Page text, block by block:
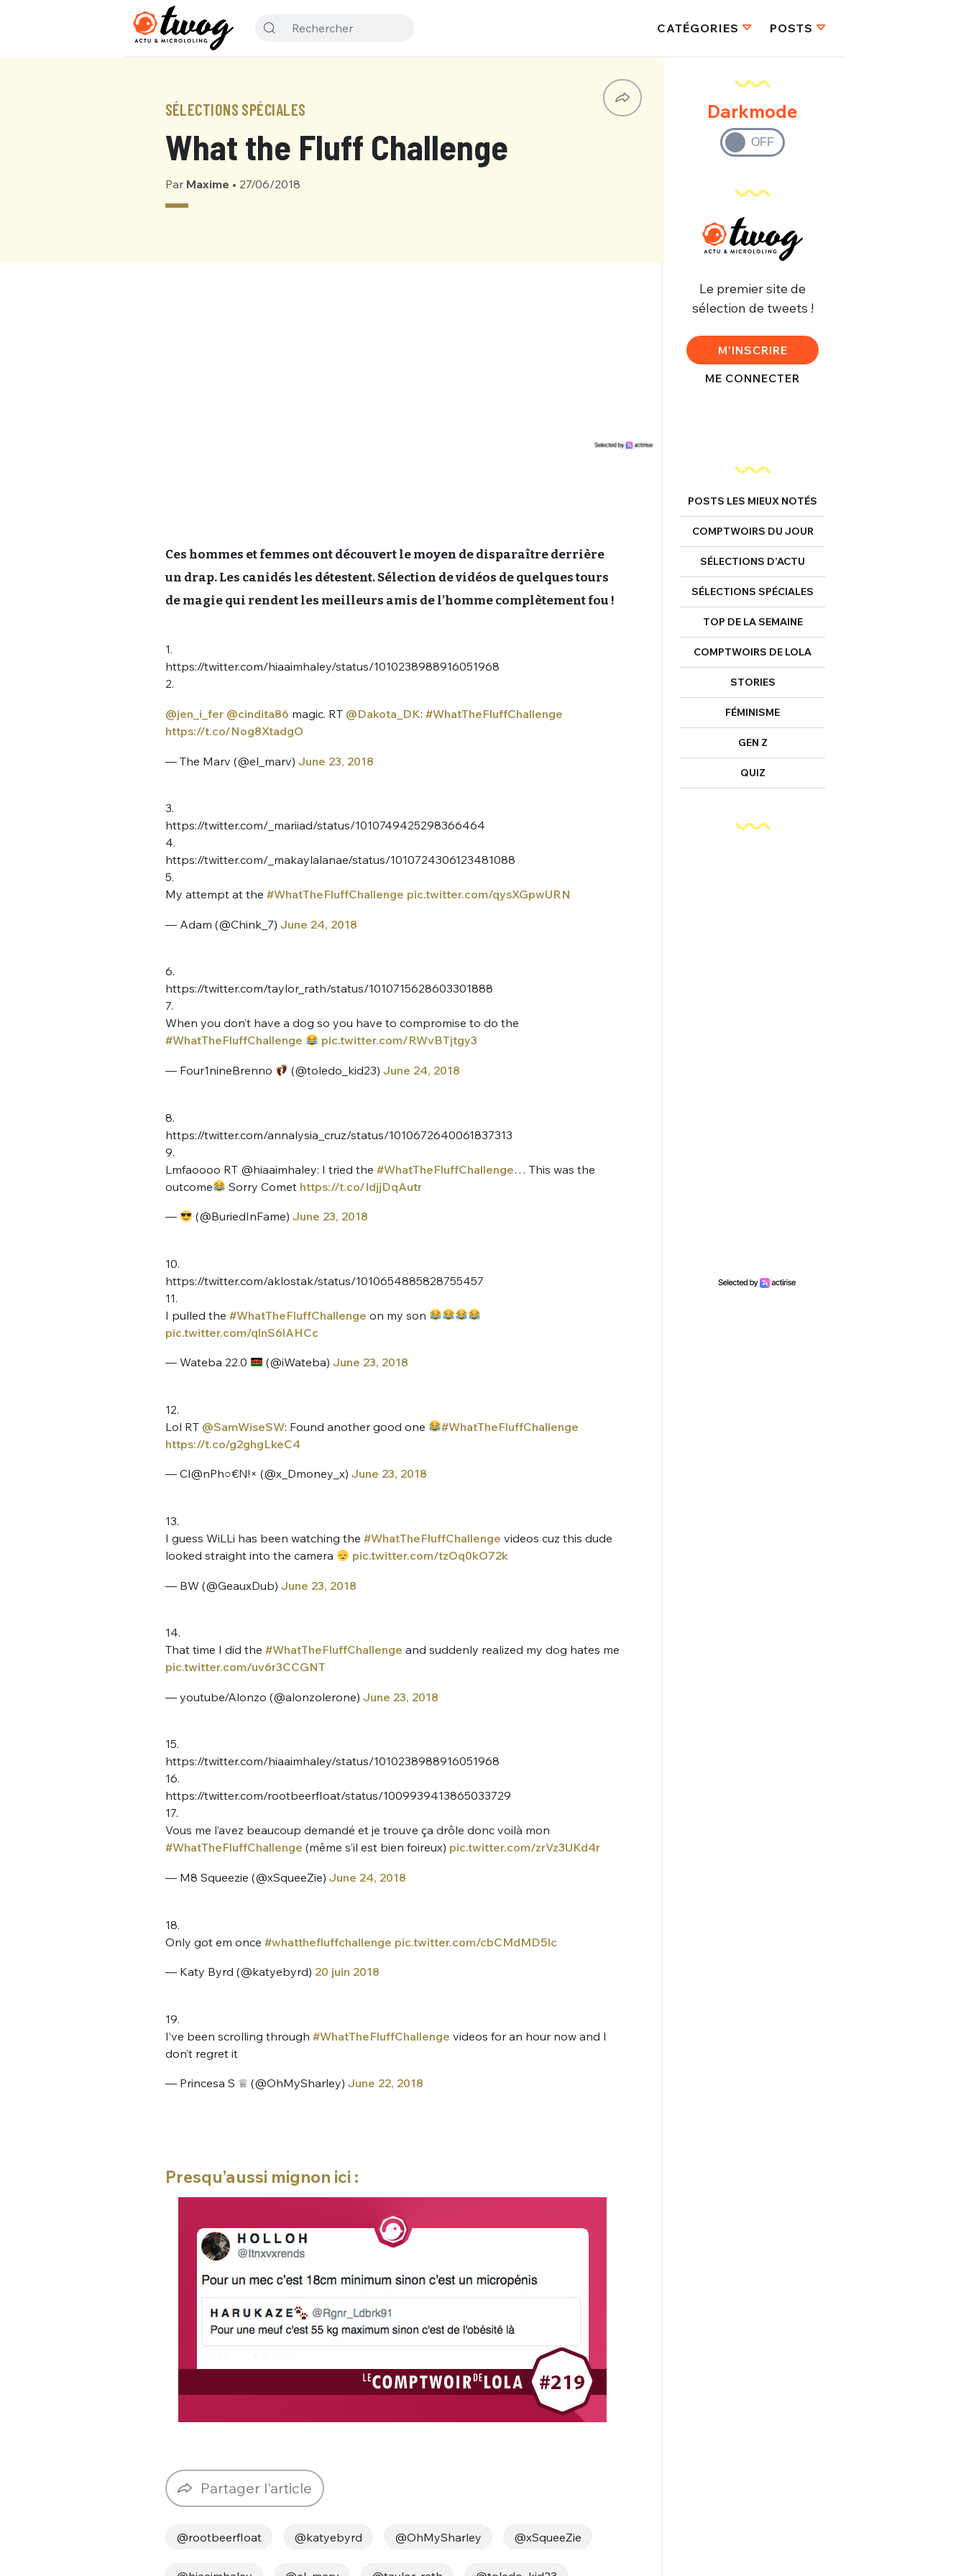
CATÉGORIES POSTS
SÉLECTIONS SPÉCIALES
What the Fluff Challenge
Par Maxime • 27/06/2018
Ces hommes et femmes ont découvert le moyen de disparaître derrière
un drap. Les canidés les détestent. Sélection de vidéos de quelques tours
de magie qui rendent les meilleurs amis de l’homme complètement fou !
1.
https://twitter.com/hiaaimhaley/status/1010238988916051968
2.
@jen_i_fer @cindita86 magic. RT @Dakota_DK: #WhatTheFluffChallenge
https://t.co/Nog8XtadgO
— The Marv (@el_marv) June 23, 2018
3.
https://twitter.com/_mariiad/status/1010749425298366464
4.
https://twitter.com/_makaylalanae/status/1010724306123481088
5.
My attempt at the #WhatTheFluffChallenge pic.twitter.com/qysXGpwURN
— Adam (@Chink_7) June 24, 2018
6.
https://twitter.com/taylor_rath/status/1010715628603301888
7.
When you don’t have a dog so you have to compromise to do the
#WhatTheFluffChallenge
pic.twitter.com/RWvBTjtgy3
— Four1nineBrenno (@toledo_kid23) June 24, 2018
8.
https://twitter.com/annalysia_cruz/status/1010672640061837313
9.
Lmfaoooo RT @hiaaimhaley: I tried the #WhatTheFluffChallenge… This was the
outcome
Sorry Comet https://t.co/IdjjDqAutr
— (@BuriedInFame) June 23, 2018
10.
https://twitter.com/aklostak/status/1010654885828755457
11.
I pulled the #WhatTheFluffChallenge on my son
pic.twitter.com/qlnS6lAHCc
— Wateba 22.0 (@iWateba) June 23, 2018
12.
Lol RT @SamWiseSW: Found another good one
#WhatTheFluffChallenge
https://t.co/g2ghgLkeC4
— Cl@nPh○€N!× (@x_Dmoney_x) June 23, 2018
13.
I guess WiLLi has been watching the #WhatTheFluffChallenge videos cuz this dude
looked straight into the camera
pic.twitter.com/tzOq0kO72k
— BW (@GeauxDub) June 23, 2018
14.
That time I did the #WhatTheFluffChallenge and suddenly realized my dog hates me
pic.twitter.com/uv6r3CCGNT
— youtube/Alonzo (@alonzolerone) June 23, 2018
15.
https://twitter.com/hiaaimhaley/status/1010238988916051968
16.
https://twitter.com/rootbeerfIoat/status/1009939413865033729
17.
Vous me l’avez beaucoup demandé et je trouve ça drôle donc voilà mon
#WhatTheFluffChallenge (même s’il est bien foireux) pic.twitter.com/zrVz3UKd4r
— M8 Squeezie (@xSqueeZie) June 24, 2018
18.
Only got em once #whatthefluffchallenge pic.twitter.com/cbCMdMD5lc
— Katy Byrd (@katyebyrd) 20 juin 2018
19.
I’ve been scrolling through #WhatTheFluffChallenge videos for an hour now and I
don’t regret it
— Princesa S ♕ (@OhMySharley) June 22, 2018
Presqu’aussi mignon ici :
Partager l'article
@rootbeerfIoat @katyebyrd @OhMySharley @xSqueeZie
Darkmode
Le premier site de
sélection de tweets !
M'INSCRIRE
ME CONNECTER
POSTS LES MIEUX NOTÉS
COMPTWOIRS DU JOUR
SÉLECTIONS D’ACTU
SÉLECTIONS SPÉCIALES
TOP DE LA SEMAINE
COMPTWOIRS DE LOLA
STORIES
FÉMINISME
GEN Z
QUIZ
Bienvenue !
JE M'INSCRIS
Connexion
Que souhaitez-vous proposer ?
Quelques
C'EST PARTI